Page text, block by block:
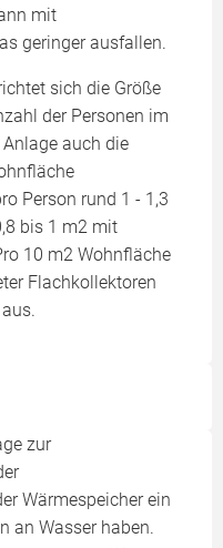
mit
geringer ausfallen.
sich die Größe
der Personen im
auch die
Person rund 1 - 1,3
bis 1 m2 mit
10 m2 Wohnfläche
Flachkollektoren
zur
Wärmespeicher ein
an Wasser haben.